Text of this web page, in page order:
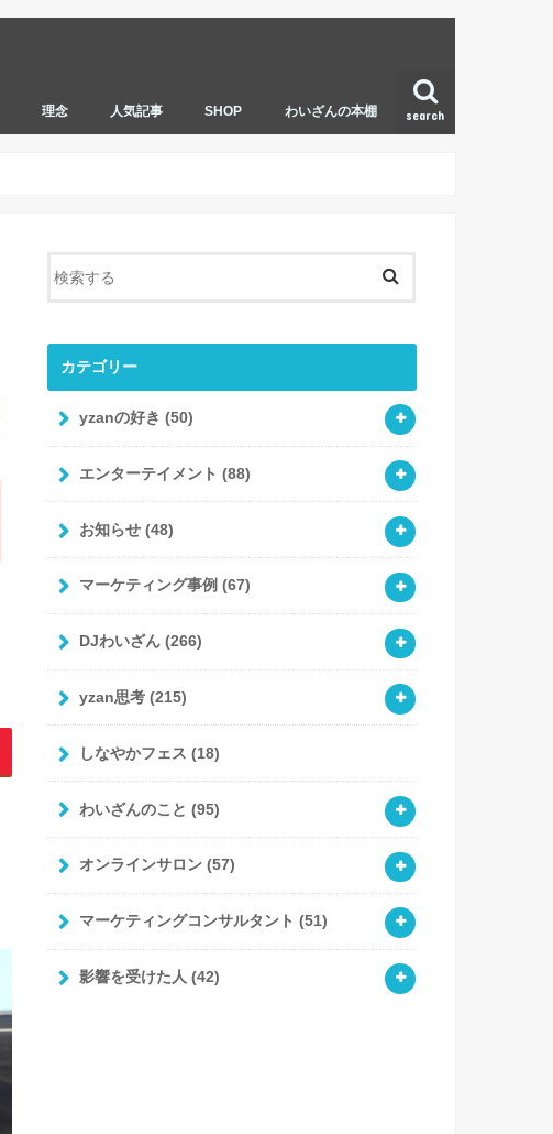
search
理念 人気記事 SHOP わいざんの本棚
カテゴリー
yzanの好き (50)
エンターテイメント (88)
お知らせ (48)
マーケティング事例 (67)
DJわいざん (266)
yzan思考 (215)
しなやかフェス (18)
わいざんのこと (95)
オンラインサロン (57)
マーケティングコンサルタント (51)
影響を受けた人 (42)